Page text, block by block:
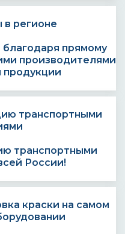
прямому
производителями
продукции
транспортными
России!